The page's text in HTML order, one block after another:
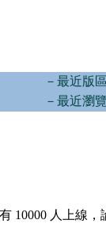
－最近版
－最近瀏
10000 人上線